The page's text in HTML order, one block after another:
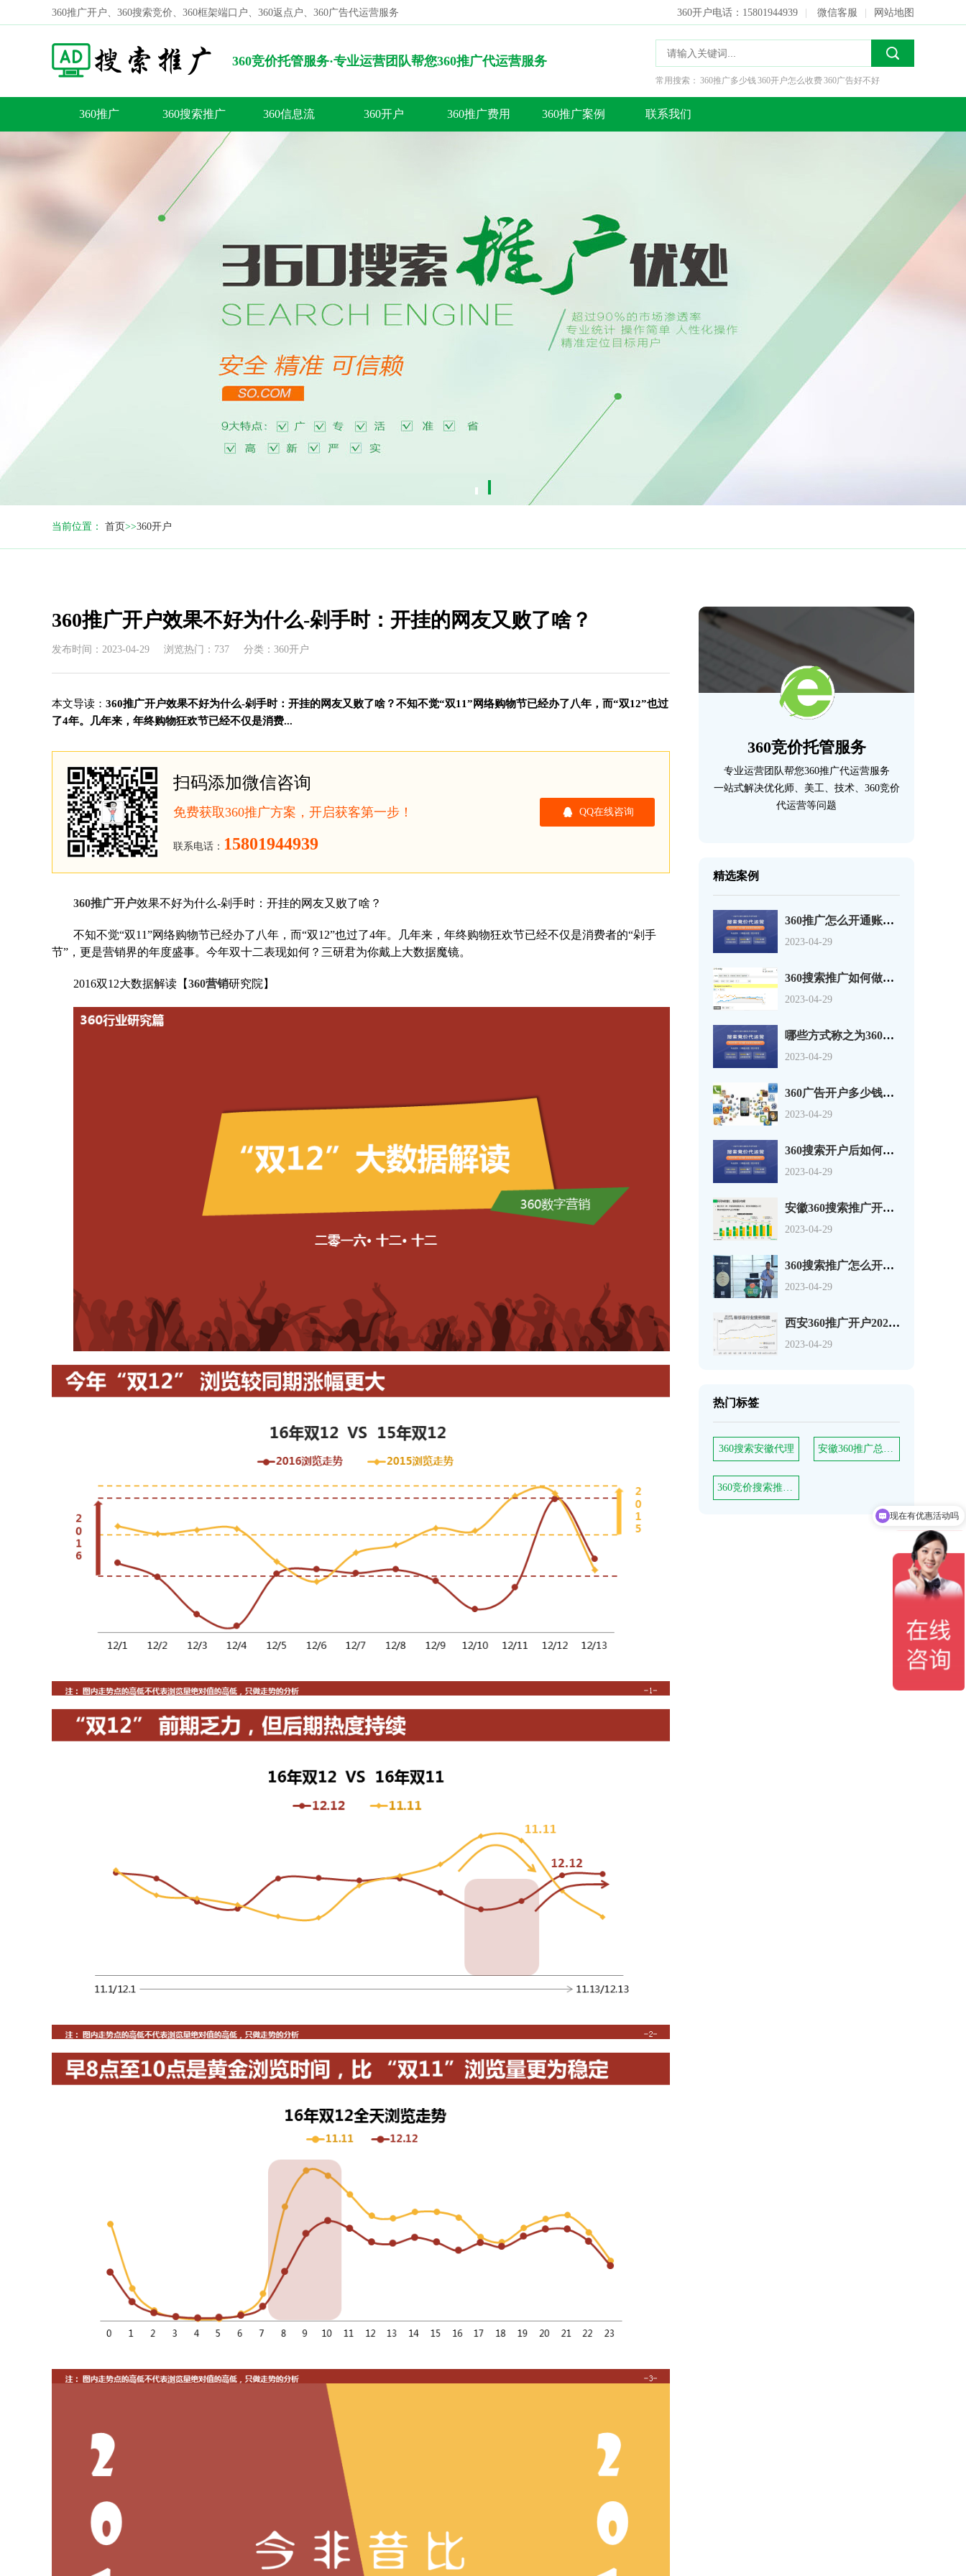
360推广开户、360搜索竞价、360框架端口户、360返点户、360广告代运营服务 360开户电话：15801944939 微信客服 网站地图
360竞价托管服务·专业运营团队帮您360推广代运营服务
搜索
常用搜索： 360推广多少钱360开户怎么收费360广告好不好
360推广 360搜索推广 360信息流 360开户 360推广费用 360推广案例 联系我们
当前位置： 首页>>360开户
又败了啥？
360竞价托管服务
专业运营团队帮您360推广代运营服务
一站式解决优化师、美工、技术、360竞价
代运营等问题
精选案例
360推广怎么开通账户？360开户最低多少钱？
2023-04-29
360搜索推广如何做好内容优化技巧，360竞价广告多少钱开户？
2023-04-29
哪些方式称之为360搜索引擎营销呢?360搜索开户流程！
2023-04-29
360广告开户多少钱？360竞价推广怎么扣费收费的？
2023-04-29
360搜索开户后如何建立账户结构推广状态有哪些
2023-04-29
安徽360搜索推广开户《移动电商发展趋势研究报告》带你一探究竟！
2023-04-29
360搜索推广怎么开户互联网金融、银行、投资理财、保险案例
2023-04-29
西安360推广开户2020年奢侈品行业搜索市场分析报告
2023-04-29
热门标签
360搜索安徽代理 安徽360推广总代理
360竞价搜索推广费用退回
360推广开户效果不好为什么-剁手时：开挂的网友又败了啥？
发布时间：2023-04-29 浏览热门：737 分类：360开户
本文导读： 360推广开户效果不好为什么-剁手时：开挂的网友又败了啥？不知不觉“双11”网络购物节已经办了八年，而“双12”也过
了4年。几年来，年终购物狂欢节已经不仅是消费...
扫码添加微信咨询
免费获取360推广方案，开启获客第一步！
联系电话： 15801944939
QQ在线咨询
360推广开户效果不好为什么-剁手时：开挂的网友又败了啥？
不知不觉“双11”网络购物节已经办了八年，而“双12”也过了4年。几年来，年终购物狂欢节已经不仅是消费者的“剁手
节”，更是营销界的年度盛事。今年双十二表现如何？三研君为你戴上大数据魔镜。
2016双12大数据解读【360营销研究院】
可以介绍下你们的产品么